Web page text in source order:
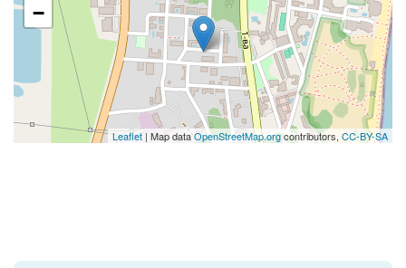
−
Leaflet | Map dataOpenStreetMap.orgcontributors, CC-BY-SA